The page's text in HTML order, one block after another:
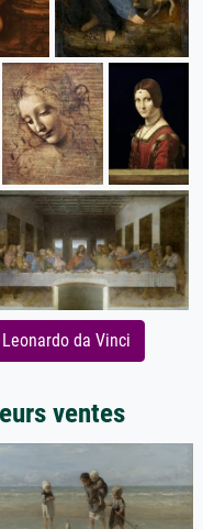
da Vinci
ventes